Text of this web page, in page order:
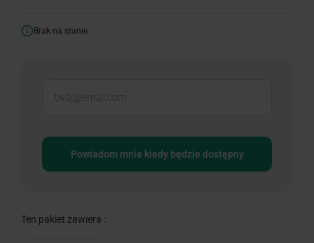
Brak na stanie
Powiadom mnie kiedy będzie dostępny
Ten pakiet zawiera :